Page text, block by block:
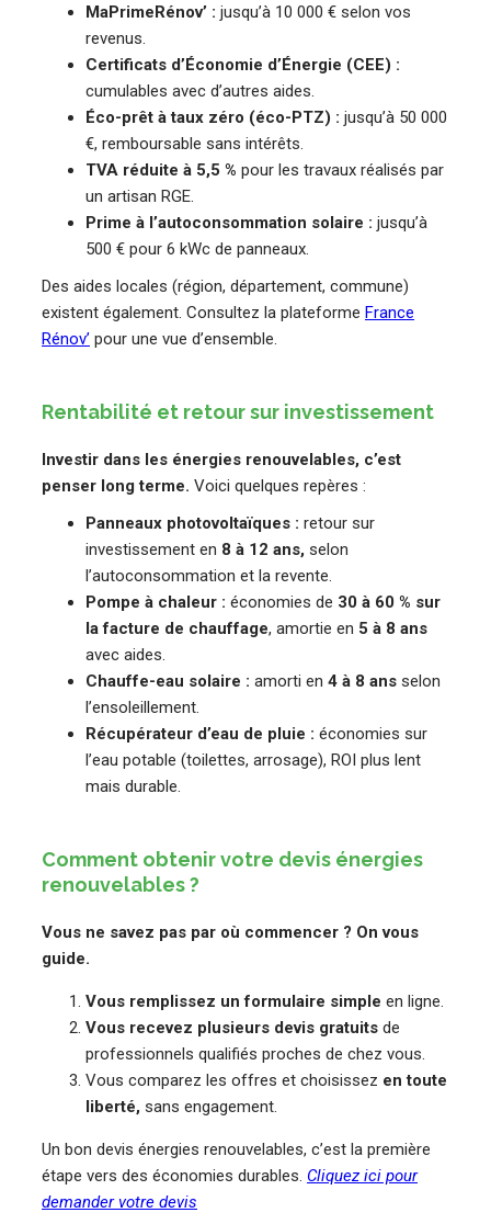
MaPrimeRénov’ : jusqu’à 10 000 € selon vos
revenus.
Certificats d’Économie d’Énergie (CEE) :
cumulables avec d’autres aides.
Éco-prêt à taux zéro (éco-PTZ) : jusqu’à 50 000
€, remboursable sans intérêts.
TVA réduite à 5,5 % pour les travaux réalisés par
un artisan RGE.
Prime à l’autoconsommation solaire : jusqu’à
500 € pour 6 kWc de panneaux.
Des aides locales (région, département, commune)
existent également. Consultez la plateforme France
Rénov’ pour une vue d’ensemble.
Rentabilité et retour sur investissement
Investir dans les énergies renouvelables, c’est
penser long terme. Voici quelques repères :
Panneaux photovoltaïques : retour sur
investissement en 8 à 12 ans, selon
l’autoconsommation et la revente.
Pompe à chaleur : économies de 30 à 60 % sur
la facture de chauffage, amortie en 5 à 8 ans
avec aides.
Chauffe-eau solaire : amorti en 4 à 8 ans selon
l’ensoleillement.
Récupérateur d’eau de pluie : économies sur
l’eau potable (toilettes, arrosage), ROI plus lent
mais durable.
Comment obtenir votre devis énergies
renouvelables ?
Vous ne savez pas par où commencer ? On vous
guide.
Vous remplissez un formulaire simple en ligne.
Vous recevez plusieurs devis gratuits de
professionnels qualifiés proches de chez vous.
Vous comparez les offres et choisissez en toute
liberté, sans engagement.
Un bon devis énergies renouvelables, c’est la première
étape vers des économies durables. Cliquez ici pour
demander votre devis